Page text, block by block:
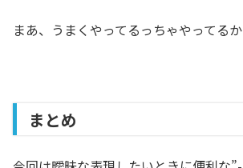
まあ、うまくやってるっちゃやってるか
まとめ